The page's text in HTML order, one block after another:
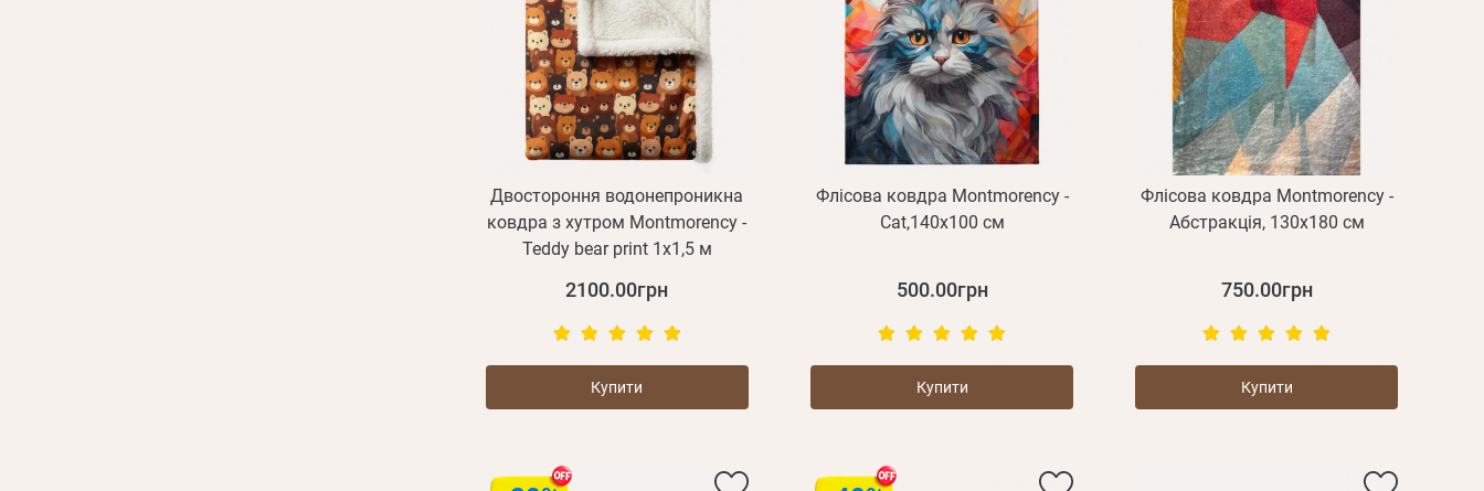
Двостороння водонепроникна
ковдра з хутром Montmorency -
Teddy bear print 1х1,5 м
2100.00грн
Купити
Флісова ковдра Montmorency -
Cat,140х100 см
500.00грн
Купити
Флісова ковдра Montmorency -
Абстракція, 130х180 см
750.00грн
Купити